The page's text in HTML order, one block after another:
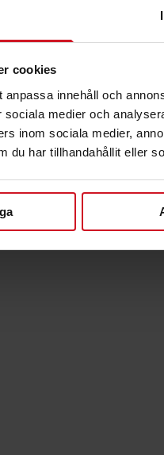
cookies
innehåll och
sociala medier och
inom sociala medier,
du har tillhandahållit eller
från LO Mervärde.
i enlighet med allmänna
avsluta prenumerationen.